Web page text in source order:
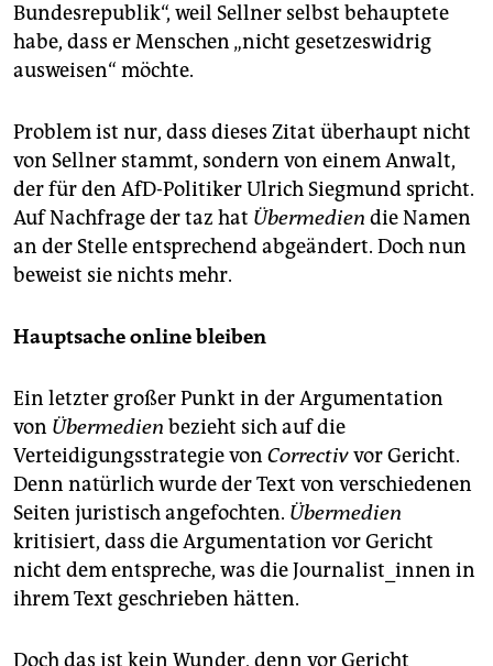
Bundesrepublik“, weil Sellner selbst behauptete
habe, dass er Menschen „nicht gesetzeswidrig
ausweisen“ möchte.
Problem ist nur, dass dieses Zitat überhaupt nicht
von Sellner stammt, sondern von einem Anwalt,
der für den AfD-Politiker Ulrich Siegmund spricht.
Auf Nachfrage der taz hat Übermedien die Namen
an der Stelle entsprechend abgeändert. Doch nun
beweist sie nichts mehr.
Hauptsache online bleiben
Ein letzter großer Punkt in der Argumentation
von Übermedien bezieht sich auf die
Verteidigungsstrategie von Correctivvor Gericht.
Denn natürlich wurde der Text von verschiedenen
Seiten juristisch angefochten. Übermedien
kritisiert, dass die Argumentation vor Gericht
nicht dem entspreche, was die Journalist_innen in
ihrem Text geschrieben hätten.
Doch das ist kein Wunder, denn vor Gericht